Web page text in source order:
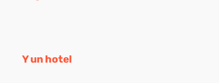
Y un hotel